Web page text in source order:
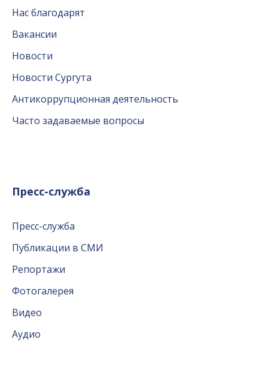
Нас благодарят
Вакансии
Новости
Новости Сургута
Антикоррупционная деятельность
Часто задаваемые вопросы
Пресс-служба
Пресс-служба
Публикации в СМИ
Репортажи
Фотогалерея
Видео
Аудио